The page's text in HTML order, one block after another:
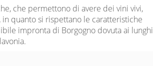
che permettono di avere dei vini vivi,
quanto si rispettano le caratteristiche
impronta di Borgogno dovuta ai lunghi